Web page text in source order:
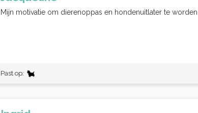
Mijn motivatie om dierenoppas en hondenuitlater te
Past op: